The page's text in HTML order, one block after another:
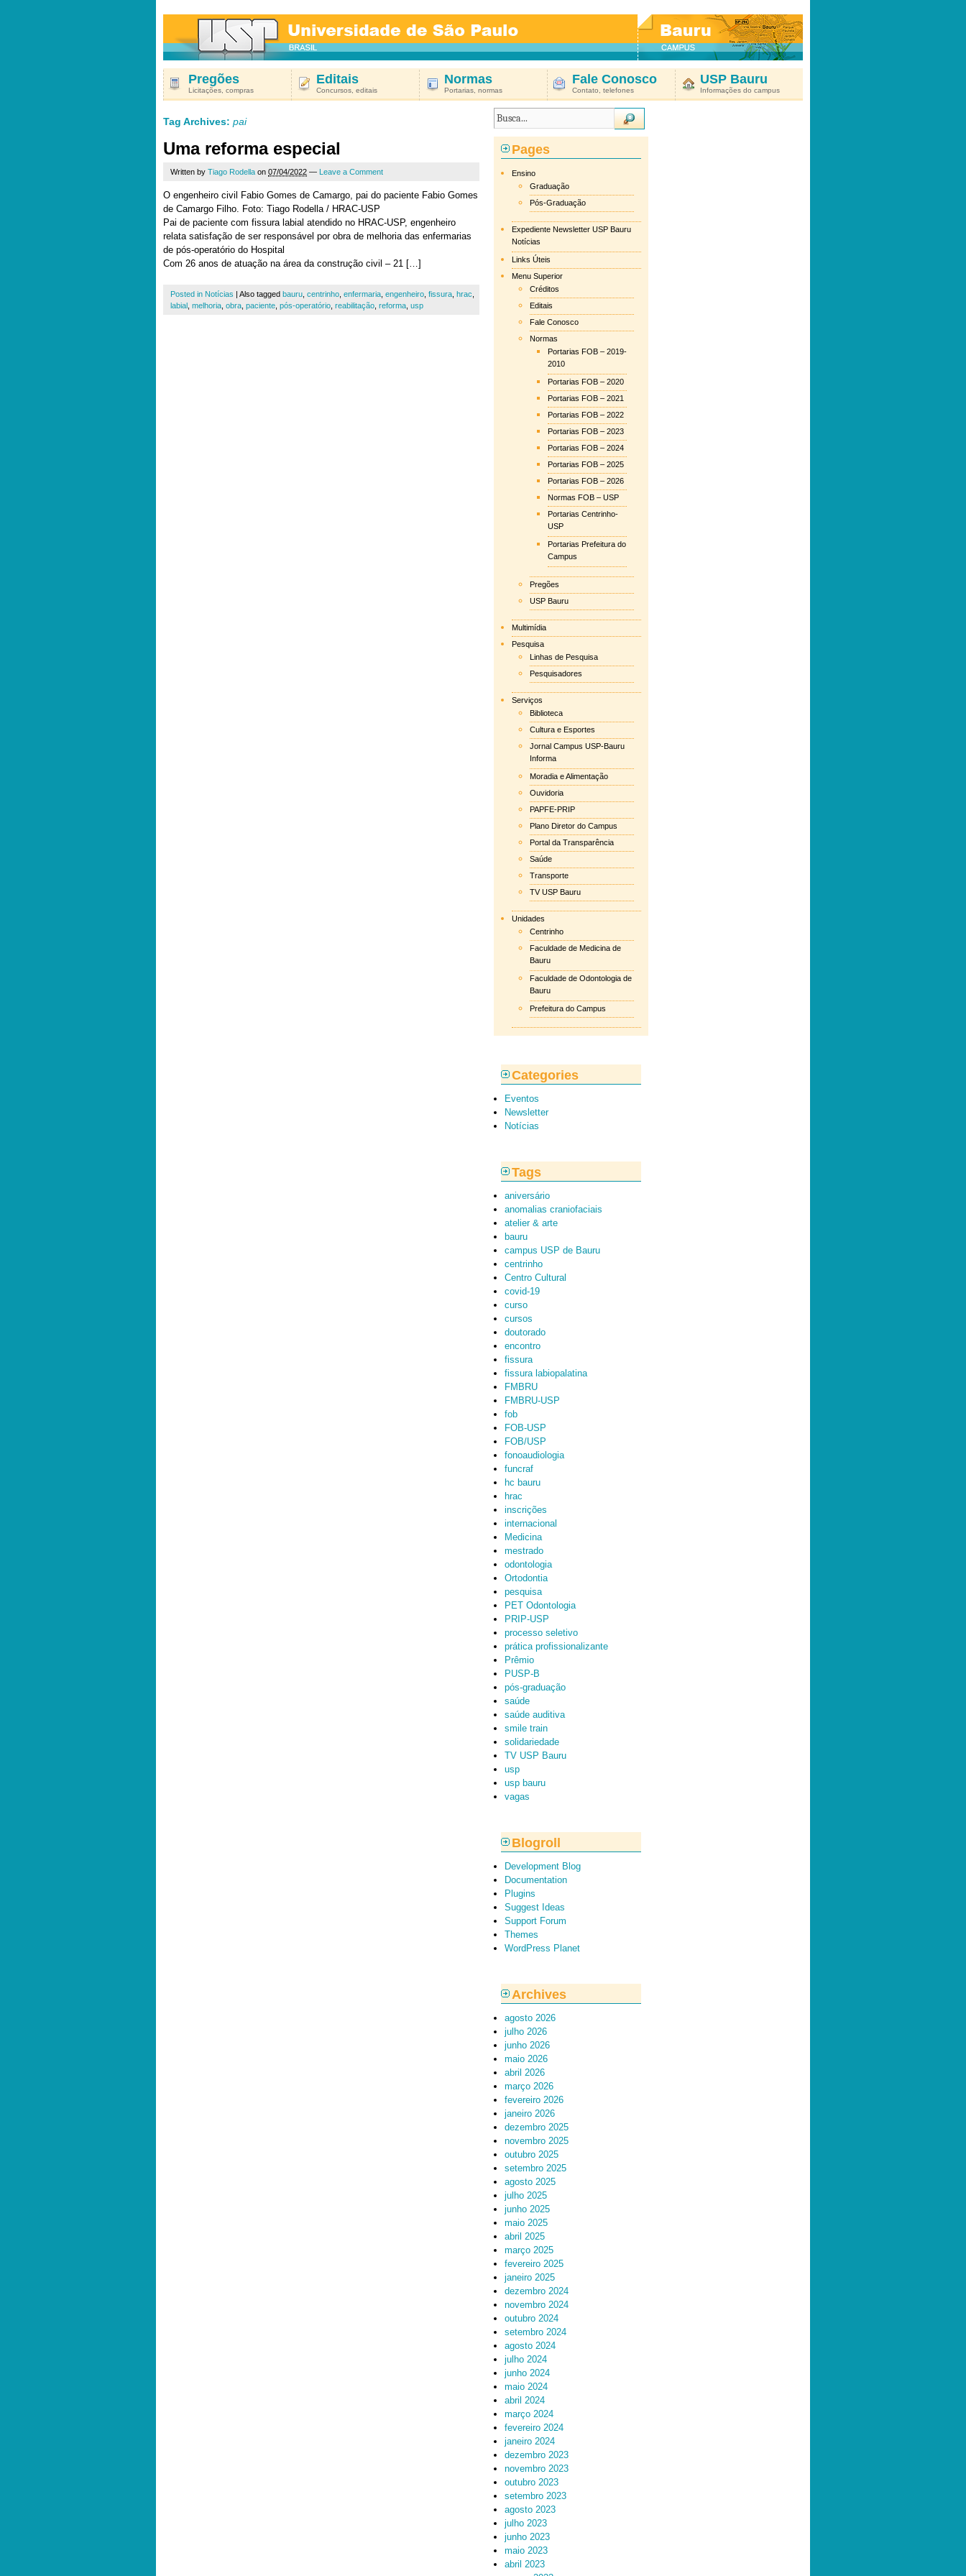
Pregões
Licitações, compras
Editais
Concursos, editais
Normas
Portarias, normas
Fale Conosco
Contato, telefones
USP Bauru
Informações do campus
Tag Archives: pai
Uma reforma especial
Written by Tiago Rodella on 07/04/2022 — Leave a Comment
O engenheiro civil Fabio Gomes de Camargo, pai do paciente Fabio Gomes
de Camargo Filho. Foto: Tiago Rodella / HRAC-USP
Pai de paciente com fissura labial atendido no HRAC-USP, engenheiro
relata satisfação de ser responsável por obra de melhoria das enfermarias
de pós-operatório do Hospital
Com 26 anos de atuação na área da construção civil – 21 […]
Posted in Notícias | Also tagged bauru centrinho enfermaria engenheiro fissura hrac
labial melhoria obra paciente pós-operatório reabilitação reforma usp
Pages
Ensino
Graduação
Pós-Graduação
Expediente Newsletter USP Bauru
Notícias
Links Úteis
Menu Superior
Créditos
Editais
Fale Conosco
Normas
Portarias FOB – 2019-
2010
Portarias FOB – 2020
Portarias FOB – 2021
Portarias FOB – 2022
Portarias FOB – 2023
Portarias FOB – 2024
Portarias FOB – 2025
Portarias FOB – 2026
Normas FOB – USP
Portarias Centrinho-
USP
Portarias Prefeitura do
Campus
Pregões
USP Bauru
Multimídia
Pesquisa
Linhas de Pesquisa
Pesquisadores
Serviços
Biblioteca
Cultura e Esportes
Jornal Campus USP-Bauru
Informa
Moradia e Alimentação
Ouvidoria
PAPFE-PRIP
Plano Diretor do Campus
Portal da Transparência
Saúde
Transporte
TV USP Bauru
Unidades
Centrinho
Faculdade de Medicina de
Bauru
Faculdade de Odontologia de
Bauru
Prefeitura do Campus
Categories
Eventos
Newsletter
Notícias
Tags
aniversário
anomalias craniofaciais
atelier & arte
bauru
campus USP de Bauru
centrinho
Centro Cultural
covid-19
curso
cursos
doutorado
encontro
fissura
fissura labiopalatina
FMBRU
FMBRU-USP
fob
FOB-USP
FOB/USP
fonoaudiologia
funcraf
hc bauru
hrac
inscrições
internacional
Medicina
mestrado
odontologia
Ortodontia
pesquisa
PET Odontologia
PRIP-USP
processo seletivo
prática profissionalizante
Prêmio
PUSP-B
pós-graduação
saúde
saúde auditiva
smile train
solidariedade
TV USP Bauru
usp
usp bauru
vagas
Blogroll
Development Blog
Documentation
Plugins
Suggest Ideas
Support Forum
Themes
WordPress Planet
Archives
agosto 2026
julho 2026
junho 2026
maio 2026
abril 2026
março 2026
fevereiro 2026
janeiro 2026
dezembro 2025
novembro 2025
outubro 2025
setembro 2025
agosto 2025
julho 2025
junho 2025
maio 2025
abril 2025
março 2025
fevereiro 2025
janeiro 2025
dezembro 2024
novembro 2024
outubro 2024
setembro 2024
agosto 2024
julho 2024
junho 2024
maio 2024
abril 2024
março 2024
fevereiro 2024
janeiro 2024
dezembro 2023
novembro 2023
outubro 2023
setembro 2023
agosto 2023
julho 2023
junho 2023
maio 2023
abril 2023